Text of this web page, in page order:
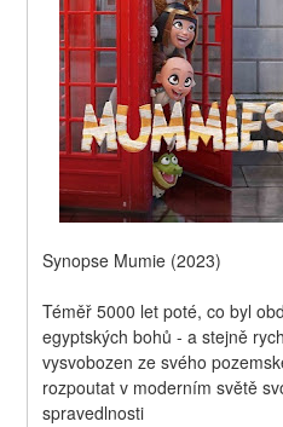
Synopse Mumie (2023)
Téměř 5000 let poté, co byl
egyptských bohů - a stejně
vysvobozen ze svého
rozpoutat v moderním světě
spravedlnosti